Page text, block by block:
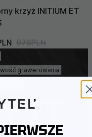
krzyż INITIUM ET
978PLN
grawerowania